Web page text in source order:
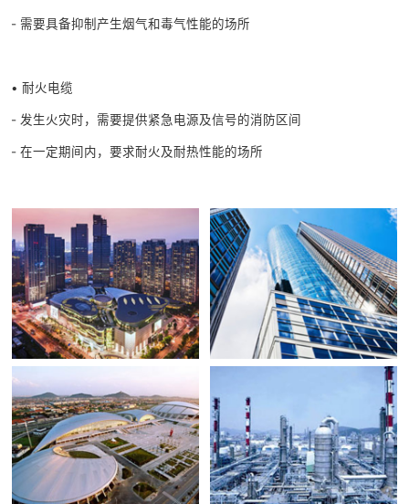
- 需要具备抑制产生烟气和毒气性能的场所
• 耐火电缆
- 发生火灾时，需要提供紧急电源及信号的消防区间
- 在一定期间内，要求耐火及耐热性能的场所